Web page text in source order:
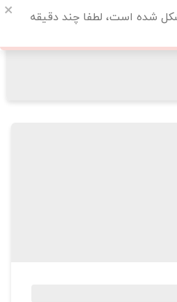
شده است، لطفا چند دقیقه